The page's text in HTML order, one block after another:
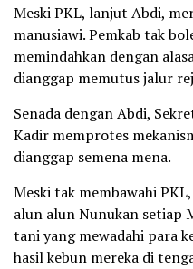
Meski PKL, lanjut Abdi,
manusiawi. Pemkab tak
memindahkan dengan
dianggap memutus jalur
Senada dengan Abdi,
Kadir memprotes
dianggap semena mena.
Meski tak membawahi
alun alun Nunukan setiap
tani yang mewadahi para
hasil kebun mereka di